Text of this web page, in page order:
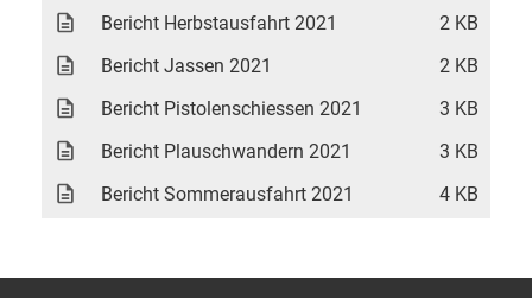
Bericht Herbstausfahrt 2021
2 KB
Bericht Jassen 2021
2 KB
Bericht Pistolenschiessen 2021
3 KB
Bericht Plauschwandern 2021
3 KB
Bericht Sommerausfahrt 2021
4 KB